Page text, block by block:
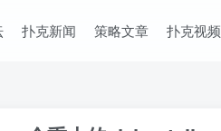
扑克新闻 策略文章 扑克视频